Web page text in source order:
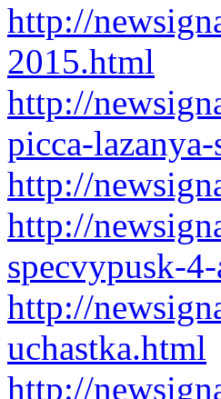
http://
2015.html
http://
picca-
http://
http://
specvypusk-
http://
uchastka.html
http://